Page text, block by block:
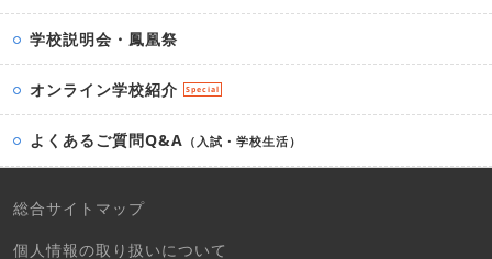
学校説明会・鳳凰祭
オンライン学校紹介 Special
よくあるご質問Q&A （入試・学校生活）
総合サイトマップ
個人情報の取り扱いについて